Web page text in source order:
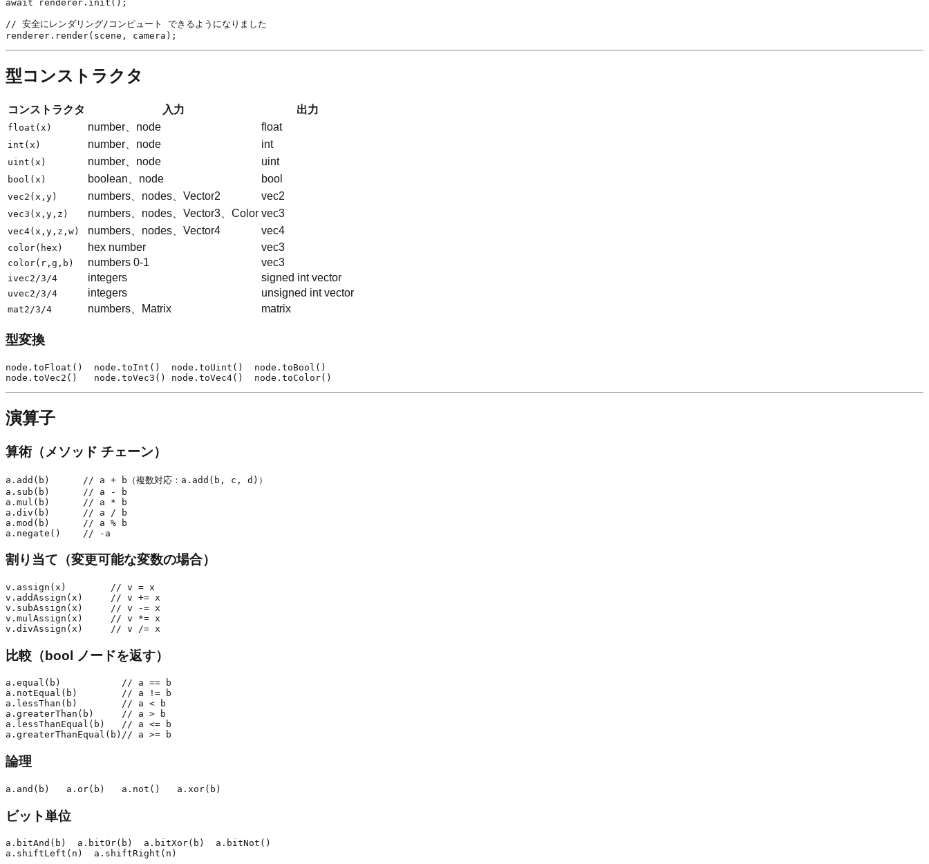
await renderer.init();
// 安全にレンダリング/コンピュート できるようになりました
型コンストラクタ
コンストラクタ 入力 出力
float(x) number、node float
int(x) number、node int
uint(x) number、node uint
bool(x) boolean、node bool
vec2(x,y) numbers、nodes、Vector2 vec2
vec3(x,y,z) numbers、nodes、Vector3、Color vec3
vec4(x,y,z,w) numbers、nodes、Vector4 vec4
color(hex) hex number vec3
color(r,g,b) numbers 0-1 vec3
ivec2/3/4 integers signed int vector
uvec2/3/4 integers unsigned int vector
mat2/3/4 numbers、Matrix matrix
型変換
node.toFloat()  node.toInt()  node.toUint()  node.toBool()
演算子
算術（メソッド チェーン）
a.add(b)      // a + b（複数対応：a.add(b, c, d)）
a.sub(b)      // a - b
a.mul(b)      // a * b
a.div(b)      // a / b
a.mod(b)      // a % b
割り当て（変更可能な変数の場合）
v.assign(x)        // v = x
v.addAssign(x)     // v += x
v.subAssign(x)     // v -= x
v.mulAssign(x)     // v *= x
比較（bool ノードを返す）
a.equal(b)           // a == b
a.notEqual(b)        // a != b
a.lessThan(b)        // a < b
a.greaterThan(b)     // a > b
a.lessThanEqual(b)   // a <= b
論理
ビット単位
a.bitAnd(b)  a.bitOr(b)  a.bitXor(b)  a.bitNot()